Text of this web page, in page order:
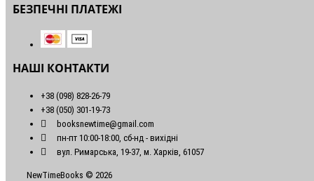
БЕЗПЕЧНІ ПЛАТЕЖІ
НАШІ КОНТАКТИ
+38 (098) 828-26-79
+38 (050) 301-19-73
booksnewtime@gmail.com
пн-пт 10:00-18:00, сб-нд - вихідні
вул. Римарська, 19-37, м. Харків, 61057
NewTimeBooks © 2026